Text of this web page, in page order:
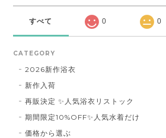
すべて 0 0
CATEGORY
2026新作浴衣
新作入荷
再販決定 ✨人気浴衣リストック
期間限定10%OFF✨人気水着だけ
価格から選ぶ